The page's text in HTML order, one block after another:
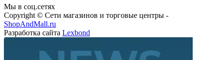
Мы в соц.сетях
Copyright © Сети магазинов и торговые центры -
ShopAndMall.ru
Разработка сайта Lexbond